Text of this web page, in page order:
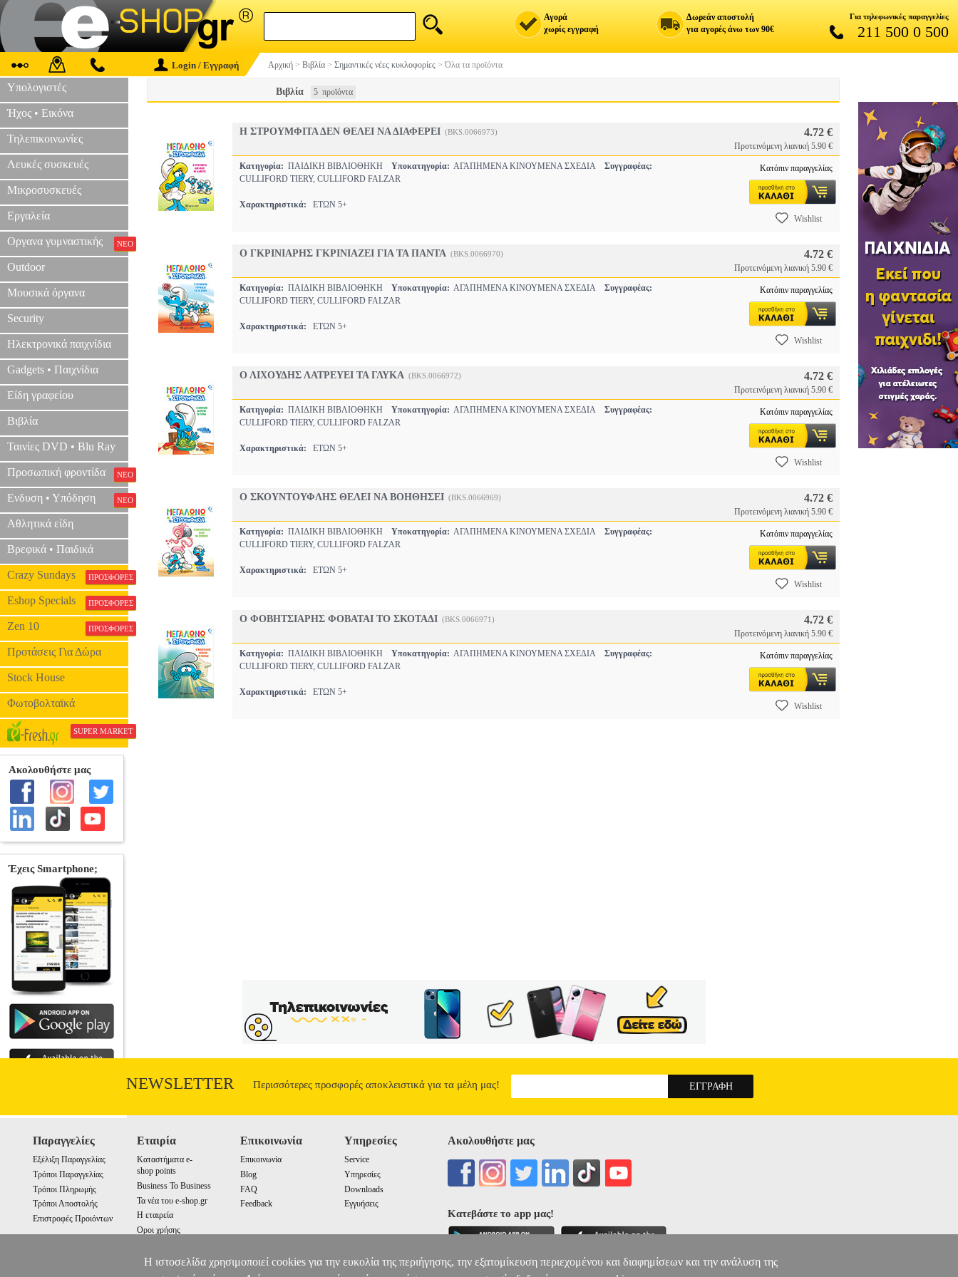
Αγορά
χωρίς εγγραφή
Δωρεάν αποστολή
για αγορές άνω των 90€
Για τηλεφωνικές παραγγελίες
211 500 0 500
Login / Εγγραφή Αρχική > Βιβλία > Σημαντικές νέες κυκλοφορίες >Όλα τα προϊόντα
Υπολογιστές
Ήχος • Εικόνα
Τηλεπικοινωνίες
Λευκές συσκευές
Μικροσυσκευές
Εργαλεία
Οργανα γυμναστικής ΝΕΟ
Outdoor
Μουσικά όργανα
Security
Ηλεκτρονικά παιχνίδια
Gadgets • Παιχνίδια
Είδη γραφείου
Βιβλία
Ταινίες DVD • Blu Ray
Προσωπική φροντίδα ΝΕΟ
Ενδυση • Υπόδηση ΝΕΟ
Αθλητικά είδη
Βρεφικά • Παιδικά
Crazy Sundays ΠΡΟΣΦΟΡΕΣ
Eshop Specials ΠΡΟΣΦΟΡΕΣ
Zen 10 ΠΡΟΣΦΟΡΕΣ
Προτάσεις Για Δώρα
Stock House
Φωτοβολταϊκά
SUPER MARKET
Βιβλία 5 προϊόντα
Η ΣΤΡΟΥΜΦΙΤΑ ΔΕΝ ΘΕΛΕΙ ΝΑ ΔΙΑΦΕΡΕΙ (BKS.0066973) 4.72 €
Προτεινόμενη λιανική 5.90 €
Κατηγορία: ΠΑΙΔΙΚΗ ΒΙΒΛΙΟΘΗΚΗ Υποκατηγορία: ΑΓΑΠΗΜΕΝΑ ΚΙΝΟΥΜΕΝΑ ΣΧΕΔΙΑ Συγγραφέας:
CULLIFORD TIERY, CULLIFORD FALZAR
Χαρακτηριστικά: ΕΤΩΝ 5+
Κατόπιν παραγγελίας
Wishlist
Ο ΓΚΡΙΝΙΑΡΗΣ ΓΚΡΙΝΙΑΖΕΙ ΓΙΑ ΤΑ ΠΑΝΤΑ (BKS.0066970) 4.72 €
Προτεινόμενη λιανική 5.90 €
Κατηγορία: ΠΑΙΔΙΚΗ ΒΙΒΛΙΟΘΗΚΗ Υποκατηγορία: ΑΓΑΠΗΜΕΝΑ ΚΙΝΟΥΜΕΝΑ ΣΧΕΔΙΑ Συγγραφέας:
CULLIFORD TIERY, CULLIFORD FALZAR
Χαρακτηριστικά: ΕΤΩΝ 5+
Κατόπιν παραγγελίας
Wishlist
Ο ΛΙΧΟΥΔΗΣ ΛΑΤΡΕΥΕΙ ΤΑ ΓΛΥΚΑ (BKS.0066972) 4.72 €
Προτεινόμενη λιανική 5.90 €
Κατηγορία: ΠΑΙΔΙΚΗ ΒΙΒΛΙΟΘΗΚΗ Υποκατηγορία: ΑΓΑΠΗΜΕΝΑ ΚΙΝΟΥΜΕΝΑ ΣΧΕΔΙΑ Συγγραφέας:
CULLIFORD TIERY, CULLIFORD FALZAR
Χαρακτηριστικά: ΕΤΩΝ 5+
Κατόπιν παραγγελίας
Wishlist
Ο ΣΚΟΥΝΤΟΥΦΛΗΣ ΘΕΛΕΙ ΝΑ ΒΟΗΘΗΣΕΙ (BKS.0066969) 4.72 €
Προτεινόμενη λιανική 5.90 €
Κατηγορία: ΠΑΙΔΙΚΗ ΒΙΒΛΙΟΘΗΚΗ Υποκατηγορία: ΑΓΑΠΗΜΕΝΑ ΚΙΝΟΥΜΕΝΑ ΣΧΕΔΙΑ Συγγραφέας:
CULLIFORD TIERY, CULLIFORD FALZAR
Χαρακτηριστικά: ΕΤΩΝ 5+
Κατόπιν παραγγελίας
Wishlist
Ο ΦΟΒΗΤΣΙΑΡΗΣ ΦΟΒΑΤΑΙ ΤΟ ΣΚΟΤΑΔΙ (BKS.0066971) 4.72 €
Προτεινόμενη λιανική 5.90 €
Κατηγορία: ΠΑΙΔΙΚΗ ΒΙΒΛΙΟΘΗΚΗ Υποκατηγορία: ΑΓΑΠΗΜΕΝΑ ΚΙΝΟΥΜΕΝΑ ΣΧΕΔΙΑ Συγγραφέας:
CULLIFORD TIERY, CULLIFORD FALZAR
Χαρακτηριστικά: ΕΤΩΝ 5+
Κατόπιν παραγγελίας
Wishlist
NEWSLETTER Περισσότερες προσφορές αποκλειστικά για τα μέλη μας!
Παραγγελίες
Εξέλιξη Παραγγελίας
Τρόποι Παραγγελίας
Τρόποι Πληρωμής
Τρόποι Αποστολής
Επιστροφές Προιόντων
Εταιρία
Καταστήματα e-
shop points
Business To Business
Τα νέα του e-shop.gr
Η εταιρεία
Οροι χρήσης
Επικοινωνία
Επικοινωνία
Blog
FAQ
Feedback
Υπηρεσίες
Service
Υπηρεσίες
Downloads
Εγγυήσεις
Ακολουθήστε μας
Κατεβάστε το app μας!
Η ιστοσελίδα χρησιμοποιεί cookies για την ευκολία της περιήγησης, την εξατομίκευση περιεχομένου και διαφημίσεων και την ανάλυση της